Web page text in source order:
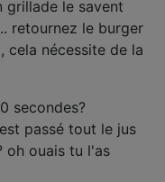
grillade le savent
retournez le burger
cela nécessite de la
secondes?
passé tout le jus
oh ouais tu l'as